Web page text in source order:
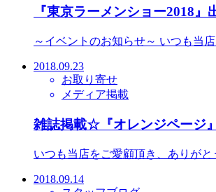
『東京ラーメンショー2018
～イベントのお知らせ～ いつも当
2018.09.23
お取り寄せ
メディア掲載
雑誌掲載☆『オレンジページ
いつも当店をご愛顧頂き、ありが
2018.09.14